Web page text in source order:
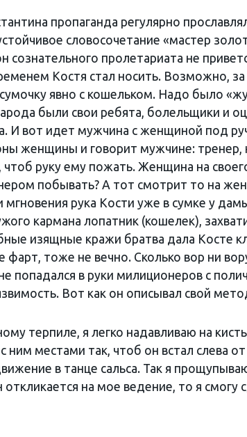
пропаганда регулярно
словосочетание «мастер
сознательного пролетариата не
Костя стал носить. Возможно, за
явно с кошельком. Надо было
были свои ребята, болельщики и
И вот идет мужчина с женщиной под
женщины и говорит мужчине: тренер,
руку ему пожать. Женщина на
побывать? А тот смотрит то на
мгновения рука Кости уже в сумке у
кармана лопатник (кошелек),
изящные кражи братва дала Косте
фарт, тоже не вечно. Сколько вор ни
попадался в руки милиционеров с
Вот как он описывал свой
терпиле, я легко надавливаю на
ним местами так, чтоб он встал слева
в танце сальса. Так я
на мое ведение, то я смогу